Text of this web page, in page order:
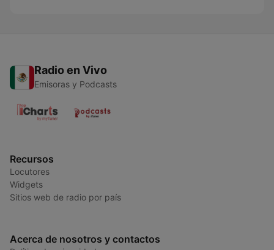
Radio en Vivo
Emisoras y Podcasts
Recursos
Locutores
Widgets
Sitios web de radio por país
Acerca de nosotros y contactos